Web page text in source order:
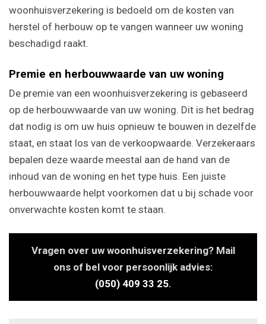
woonhuisverzekering is bedoeld om de kosten van
herstel of herbouw op te vangen wanneer uw woning
beschadigd raakt.
Premie en herbouwwaarde van uw woning
De premie van een woonhuisverzekering is gebaseerd
op de herbouwwaarde van uw woning. Dit is het bedrag
dat nodig is om uw huis opnieuw te bouwen in dezelfde
staat, en staat los van de verkoopwaarde. Verzekeraars
bepalen deze waarde meestal aan de hand van de
inhoud van de woning en het type huis. Een juiste
herbouwwaarde helpt voorkomen dat u bij schade voor
onverwachte kosten komt te staan.
Vragen over uw woonhuisverzekering? Mail
ons of bel voor persoonlijk advies:
(050) 409 33 25.